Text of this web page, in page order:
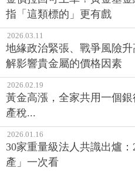
指「這類標的」更有戲
2026.03.11
地緣政治緊張、戰爭風險
解影響貴金屬的價格因素
2026.02.19
黃金高漲，全家共用一個
產稅...
2026.01.16
30家重量級法人共識出爐
產」一次看